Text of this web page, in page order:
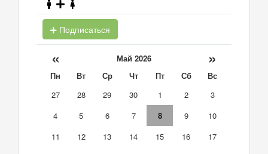
Подписаться
« Май 2026 »
Пн Вт Ср Чт Пт Сб
Вс
27
28 29 30 1 2
3
4
5 6 7 8 9
10
11
12 13 14 15 16
17